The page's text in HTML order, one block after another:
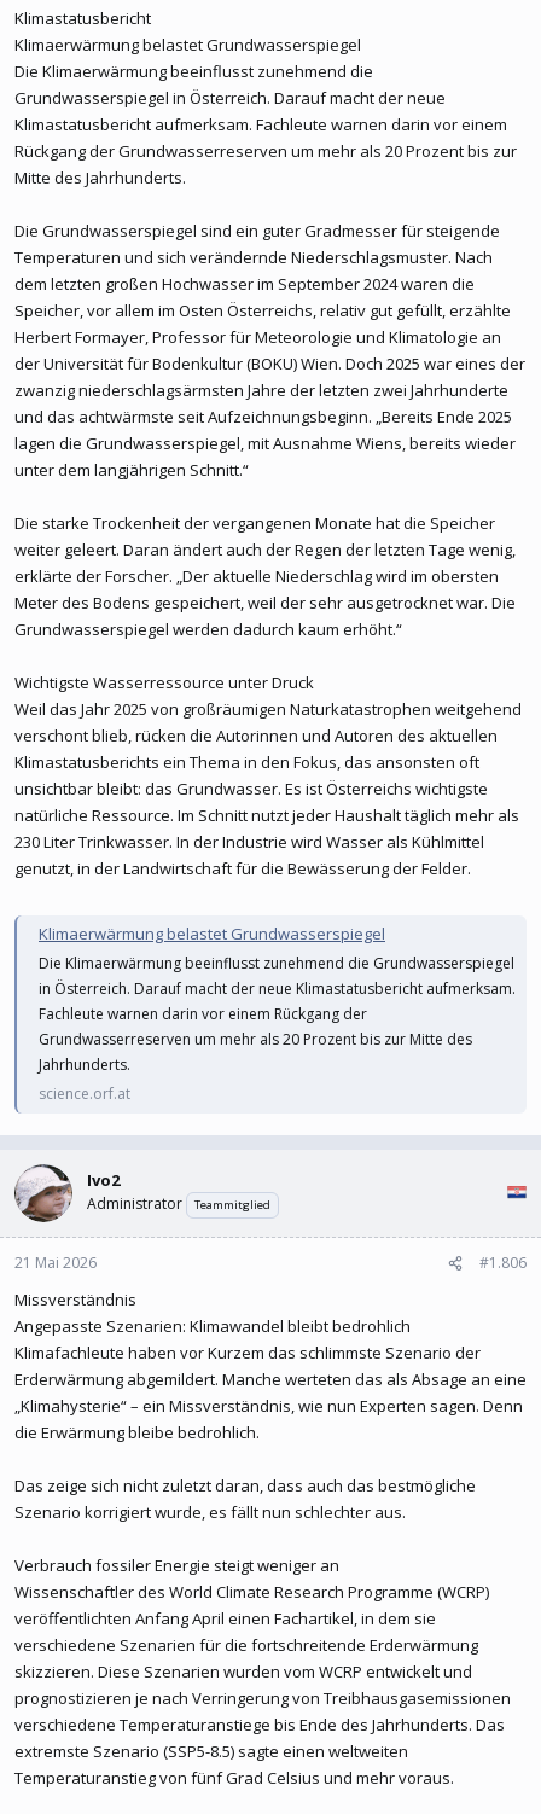
Klimastatusbericht
Klimaerwärmung belastet Grundwasserspiegel
Die Klimaerwärmung beeinflusst zunehmend die
Grundwasserspiegel in Österreich. Darauf macht der neue
Klimastatusbericht aufmerksam. Fachleute warnen darin vor einem
Rückgang der Grundwasserreserven um mehr als 20 Prozent bis zur
Mitte des Jahrhunderts.
Die Grundwasserspiegel sind ein guter Gradmesser für steigende
Temperaturen und sich verändernde Niederschlagsmuster. Nach
dem letzten großen Hochwasser im September 2024 waren die
Speicher, vor allem im Osten Österreichs, relativ gut gefüllt, erzählte
Herbert Formayer, Professor für Meteorologie und Klimatologie an
der Universität für Bodenkultur (BOKU) Wien. Doch 2025 war eines der
zwanzig niederschlagsärmsten Jahre der letzten zwei Jahrhunderte
und das achtwärmste seit Aufzeichnungsbeginn. „Bereits Ende 2025
lagen die Grundwasserspiegel, mit Ausnahme Wiens, bereits wieder
unter dem langjährigen Schnitt.“
Die starke Trockenheit der vergangenen Monate hat die Speicher
weiter geleert. Daran ändert auch der Regen der letzten Tage wenig,
erklärte der Forscher. „Der aktuelle Niederschlag wird im obersten
Meter des Bodens gespeichert, weil der sehr ausgetrocknet war. Die
Grundwasserspiegel werden dadurch kaum erhöht.“
Wichtigste Wasserressource unter Druck
Weil das Jahr 2025 von großräumigen Naturkatastrophen weitgehend
verschont blieb, rücken die Autorinnen und Autoren des aktuellen
Klimastatusberichts ein Thema in den Fokus, das ansonsten oft
unsichtbar bleibt: das Grundwasser. Es ist Österreichs wichtigste
natürliche Ressource. Im Schnitt nutzt jeder Haushalt täglich mehr als
230 Liter Trinkwasser. In der Industrie wird Wasser als Kühlmittel
genutzt, in der Landwirtschaft für die Bewässerung der Felder.
Klimaerwärmung belastet Grundwasserspiegel
Die Klimaerwärmung beeinflusst zunehmend die Grundwasserspiegel
in Österreich. Darauf macht der neue Klimastatusbericht aufmerksam.
Fachleute warnen darin vor einem Rückgang der
Grundwasserreserven um mehr als 20 Prozent bis zur Mitte des
Jahrhunderts.
science.orf.at
Ivo2
Administrator Teammitglied
21 Mai 2026 #1.806
Missverständnis
Angepasste Szenarien: Klimawandel bleibt bedrohlich
Klimafachleute haben vor Kurzem das schlimmste Szenario der
Erderwärmung abgemildert. Manche werteten das als Absage an eine
„Klimahysterie“ – ein Missverständnis, wie nun Experten sagen. Denn
die Erwärmung bleibe bedrohlich.
Das zeige sich nicht zuletzt daran, dass auch das bestmögliche
Szenario korrigiert wurde, es fällt nun schlechter aus.
Verbrauch fossiler Energie steigt weniger an
Wissenschaftler des World Climate Research Programme (WCRP)
veröffentlichten Anfang April einen Fachartikel, in dem sie
verschiedene Szenarien für die fortschreitende Erderwärmung
skizzieren. Diese Szenarien wurden vom WCRP entwickelt und
prognostizieren je nach Verringerung von Treibhausgasemissionen
verschiedene Temperaturanstiege bis Ende des Jahrhunderts. Das
extremste Szenario (SSP5-8.5) sagte einen weltweiten
Temperaturanstieg von fünf Grad Celsius und mehr voraus.